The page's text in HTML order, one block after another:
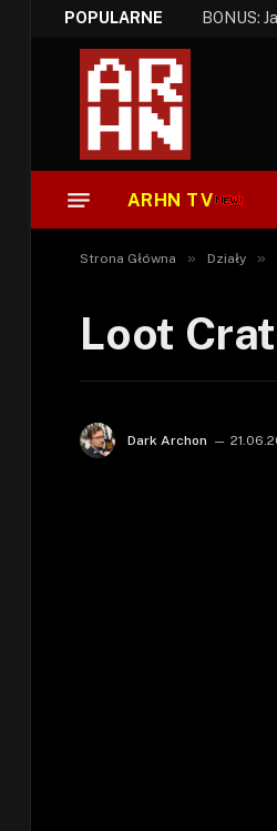
POPULARNE
ARHN TV
Strona Główna » Działy »
Loot
Dark Archon